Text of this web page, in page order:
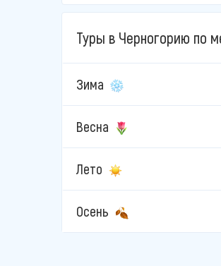
Колашин
Котор
Петровац
Подгорица
Пржно
Рафаиловичи
Свети-Стефан
Туры в Черногорию по
Зима
Весна
Лето
Осень